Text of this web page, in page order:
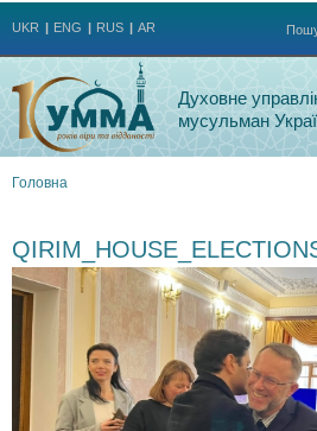
UKR ENG RUS AR
Духовне
мусульман
є
тут
Головна